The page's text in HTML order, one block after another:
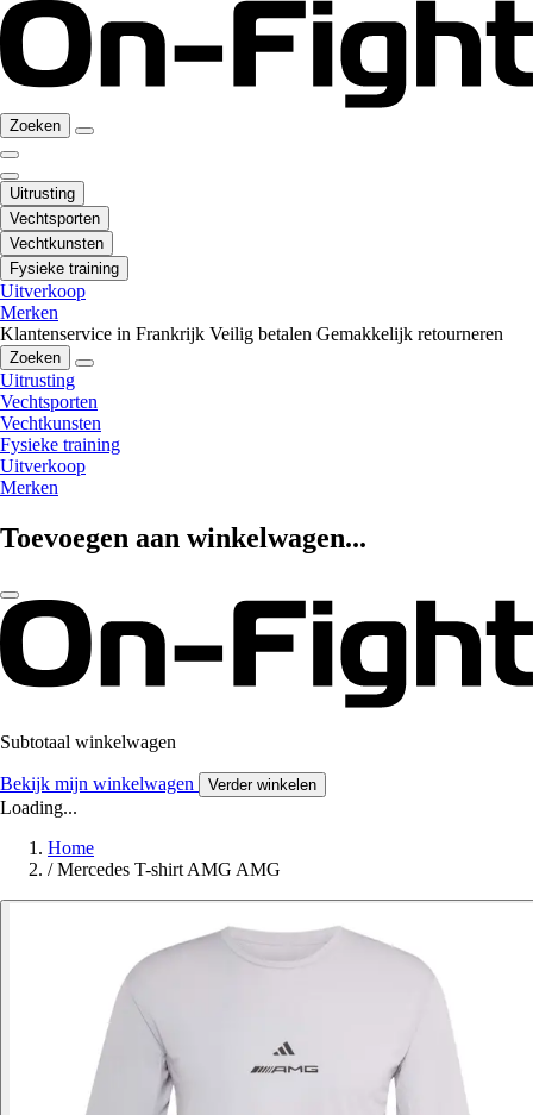
Zoeken
Uitrusting
Vechtsporten
Vechtkunsten
Fysieke training
Uitverkoop
Merken
Klantenservice in Frankrijk Veilig betalen Gemakkelijk retourneren
Zoeken
Uitrusting
Vechtsporten
Vechtkunsten
Fysieke training
Uitverkoop
Merken
Toevoegen aan winkelwagen...
Subtotaal winkelwagen
Bekijk mijn winkelwagen Verder winkelen
Loading...
Home
/ Mercedes T-shirt AMG AMG